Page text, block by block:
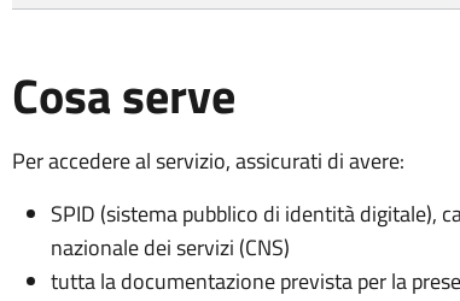
Cosa serve
Per accedere al servizio, assicurati di avere:
SPID (sistema pubblico di identità digitale),
nazionale dei servizi (CNS)
tutta la documentazione prevista per la